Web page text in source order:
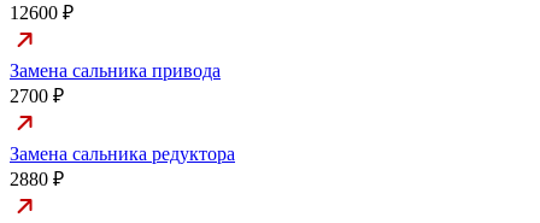
12600 ₽
Замена сальника привода
2700 ₽
Замена сальника редуктора
2880 ₽